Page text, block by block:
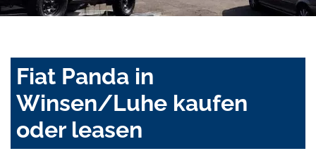
Fiat Panda in
Winsen/Luhe kaufen
oder leasen